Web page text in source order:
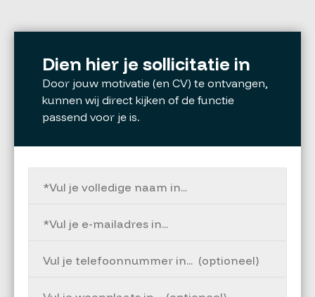
Dien hier je sollicitatie in
Door jouw motivatie (en CV) te ontvangen,
kunnen wij direct kijken of de functie
passend voor je is.